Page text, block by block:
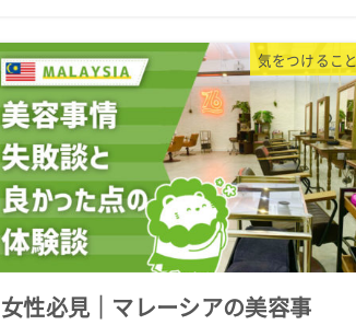
気をつけること
女性必見｜マレーシアの美容事